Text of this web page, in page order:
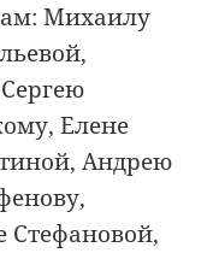
Михаилу
Елене
Андрею
Стефановой,